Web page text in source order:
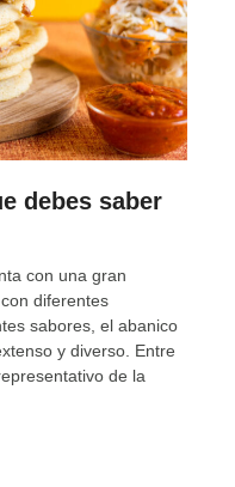
debes saber
con una gran
diferentes
sabores, el abanico
y diverso. Entre
de la